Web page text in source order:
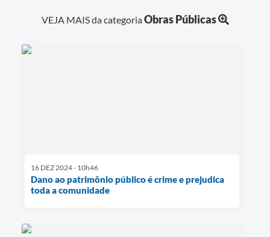
VEJA MAIS da categoriaObras Públicas
16 DEZ 2024 - 10h46
Dano ao patrimônio público é crime e prejudica
toda a comunidade